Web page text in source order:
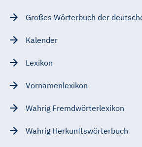
Großes Wörterbuch der
Kalender
Lexikon
Vornamenlexikon
Wahrig Fremdwörterlexikon
Wahrig Herkunftswörterbuch